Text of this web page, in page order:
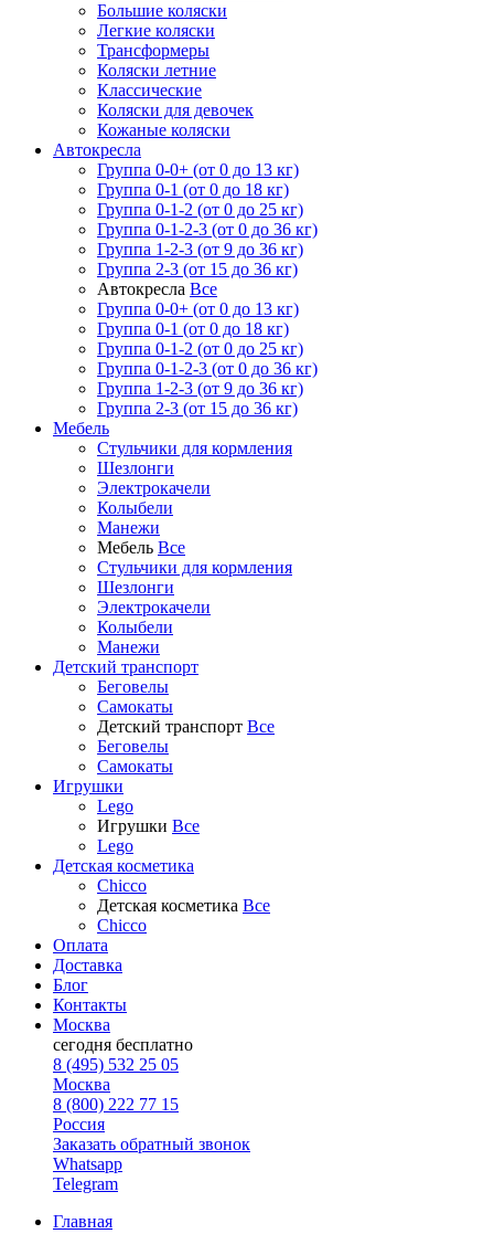
Большие коляски
Легкие коляски
Трансформеры
Коляски летние
Классические
Коляски для девочек
Кожаные коляски
Автокресла
Группа 0-0+ (от 0 до 13 кг)
Группа 0-1 (от 0 до 18 кг)
Группа 0-1-2 (от 0 до 25 кг)
Группа 0-1-2-3 (от 0 до 36 кг)
Группа 1-2-3 (от 9 до 36 кг)
Группа 2-3 (от 15 до 36 кг)
Автокресла Все
Группа 0-0+ (от 0 до 13 кг)
Группа 0-1 (от 0 до 18 кг)
Группа 0-1-2 (от 0 до 25 кг)
Группа 0-1-2-3 (от 0 до 36 кг)
Группа 1-2-3 (от 9 до 36 кг)
Группа 2-3 (от 15 до 36 кг)
Мебель
Cтульчики для кормления
Шезлонги
Электрокачели
Колыбели
Манежи
Мебель Все
Cтульчики для кормления
Шезлонги
Электрокачели
Колыбели
Манежи
Детский транспорт
Беговелы
Самокаты
Детский транспорт Все
Беговелы
Самокаты
Игрушки
Lego
Игрушки Все
Lego
Детская косметика
Chicco
Детская косметика Все
Chicco
Оплата
Доставка
Блог
Контакты
Москва
сегодня бесплатно
8 (495) 532 25 05
Москва
8 (800) 222 77 15
Россия
Заказать обратный звонок
Whatsapp
Telegram
Главная